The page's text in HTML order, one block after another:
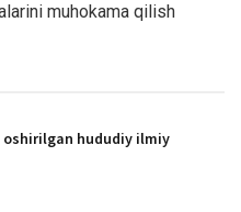
muhokama qilish
hududiy ilmiy